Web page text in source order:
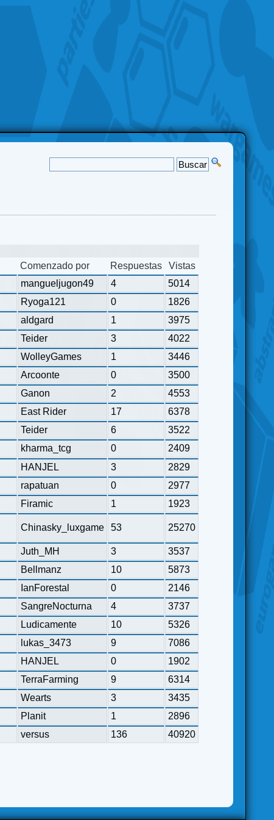
Comenzado por Respuestas
Vistas
mangueljugon49 4
5014
Ryoga121 0
1826
aldgard 1
3975
Teider 3
4022
WolleyGames 1
3446
Arcoonte 0
3500
Ganon 2
4553
East Rider 17
6378
Teider 6
3522
kharma_tcg 0
2409
HANJEL 3
2829
rapatuan 0
2977
Firamic 1
1923
Chinasky_luxgame 53 25270
Juth_MH 3
3537
Bellmanz 10
5873
IanForestal 0
2146
SangreNocturna 4
3737
Ludicamente 10
5326
lukas_3473 9
7086
HANJEL 0
1902
TerraFarming 9
6314
Wearts 3
3435
Planit 1
2896
versus 136
40920